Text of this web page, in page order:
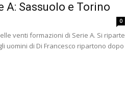
A: Sassuolo e Torino
0
venti formazioni di Serie A. Si riparte
uomini di Di Francesco ripartono dopo